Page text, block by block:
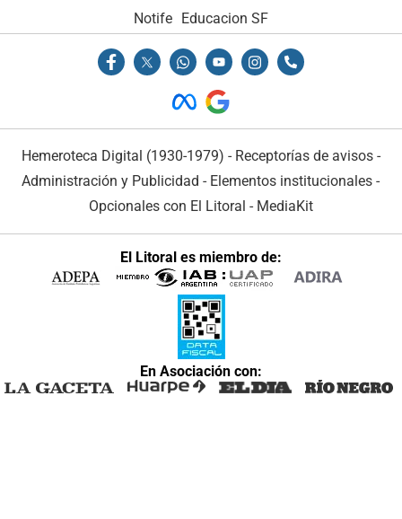
Notife Educacion SF
Hemeroteca Digital (1930-1979) - Receptorías de avisos -
Administración y Publicidad - Elementos institucionales -
Opcionales con El Litoral - MediaKit
El Litoral es miembro de:
En Asociación con: